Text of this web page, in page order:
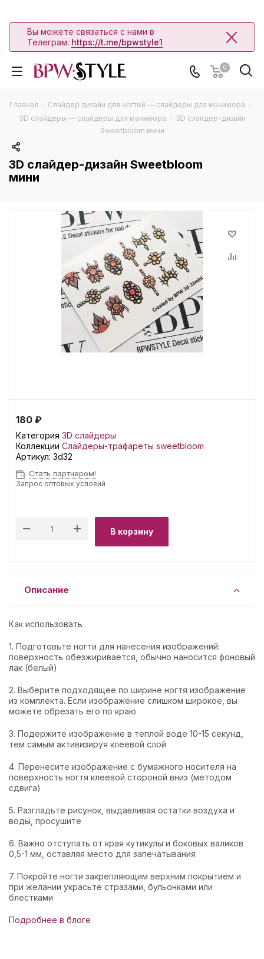
Вы можете связаться с нами в
Телеграм: https://t.me/bpwstyle1
0
Главная - Слайдер дизайн для ногтей — слайдеры для маникюра -
3D слайдеры — слайдеры для маникюра - 3D слайдер-дизайн
Sweetbloom мини
3D слайдер-дизайн Sweetbloom
мини
180 ₽
Категория 3D слайдеры
Коллекции Слайдеры-трафареты sweetbloom
Артикул: 3d32
Стать партнером!
Запрос оптовых условий
В корзину
Описание
Как использовать
1. Подготовьте ногти для нанесения изображений:
поверхность обезжиривается, обычно наносится фоновый
лак (белый)
2. Выберите подходящее по ширине ногтя изображение
из комплекта. Если изображение слишком широкое, вы
можете обрезать его по краю
3. Подержите изображение в теплой воде 10-15 секунд,
тем самым активизируя клеевой слой
4. Перенесите изображение с бумажного носителя на
поверхность ногтя клеевой стороной вниз (методом
сдвига)
5. Разгладьте рисунок, выдавливая остатки воздуха и
воды, просушите
6. Важно отступать от края кутикулы и боковых валиков
0,5-1 мм, оставляя место для запечатывания
7. Покройте ногти закрепляющим верхним покрытием и
при желании украсьте стразами, бульонками или
блестками
Подробнее в блоге